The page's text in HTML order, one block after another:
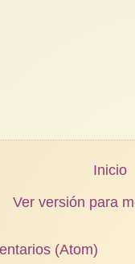
Inicio
Ver versión para
(Atom)